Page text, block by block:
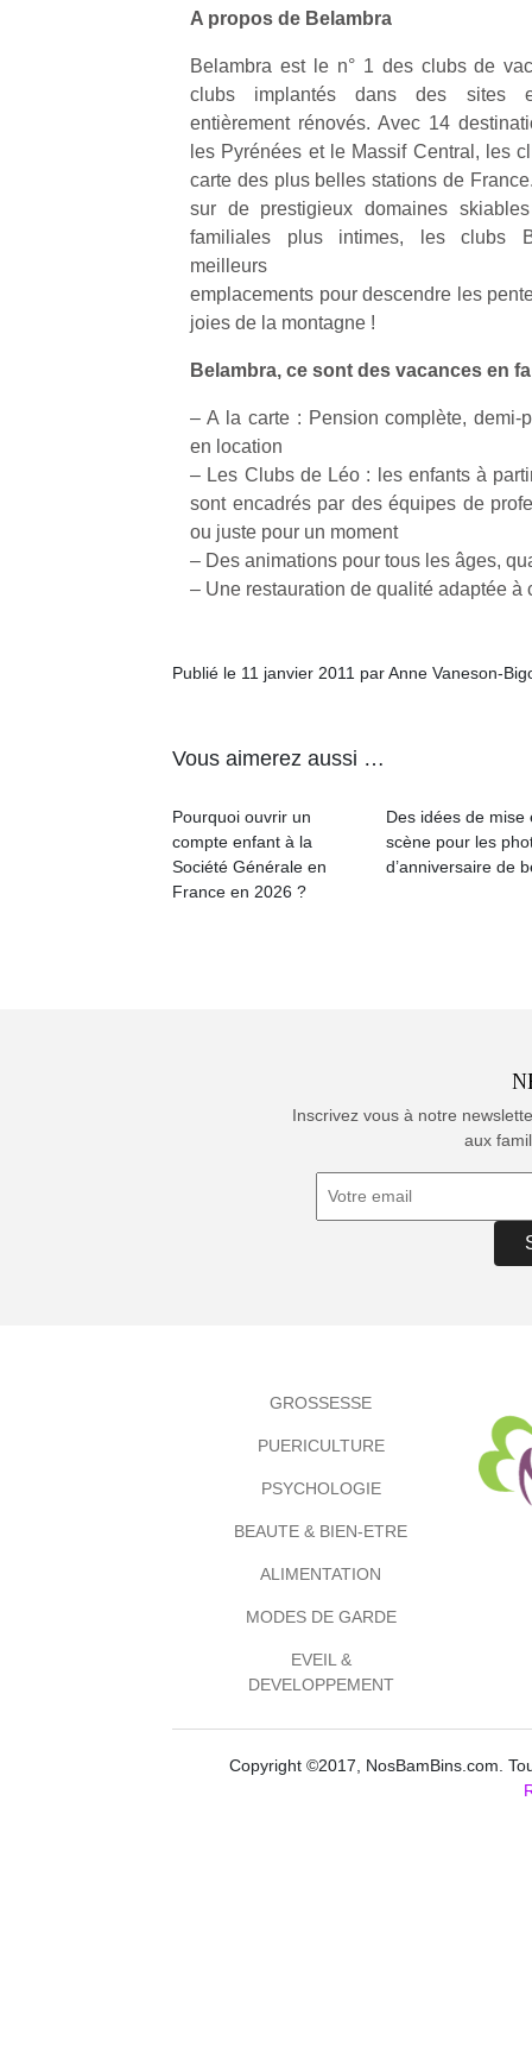
A propos de Belambra
Belambra est le n° 1 des clubs de
clubs implantés dans des sites
entièrement rénovés. Avec 14
les Pyrénées et le Massif Central, les
carte des plus belles stations de
sur de prestigieux domaines
familiales plus intimes, les clubs
meilleurs
emplacements pour descendre les
joies de la montagne !
Belambra, ce sont des vacances en
– A la carte : Pension complète, demi-
en location
– Les Clubs de Léo : les enfants à
sont encadrés par des équipes de
ou juste pour un moment
– Des animations pour tous les âges,
– Une restauration de qualité adaptée à
Publié le 11 janvier 2011 par Anne Vaneson-
Vous aimerez aussi …
Pourquoi ouvrir un
compte enfant à la
Société Générale en
France en 2026 ?
Des idées de mise
scène pour les
d’anniversaire de
Inscrivez vous à notre
aux
GROSSESSE
PUERICULTURE
PSYCHOLOGIE
BEAUTE & BIEN-ETRE
ALIMENTATION
MODES DE GARDE
EVEIL &
DEVELOPPEMENT
Copyright ©2017, NosBamBins.com.